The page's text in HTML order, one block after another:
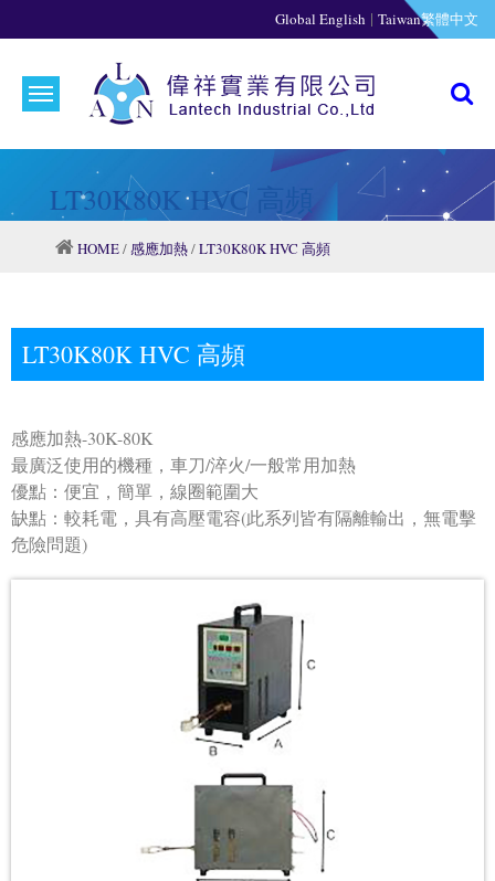
Global English | Taiwan繁體中文
LT30K80K HVC 高頻
HOME/感應加熱/LT30K80K HVC 高頻
LT30K80K HVC 高頻
感應加熱-30K-80K
最廣泛使用的機種，車刀/淬火/一般常用加熱
優點：便宜，簡單，線圈範圍大
缺點：較耗電，具有高壓電容(此系列皆有隔離輸出，無電擊
危險問題)